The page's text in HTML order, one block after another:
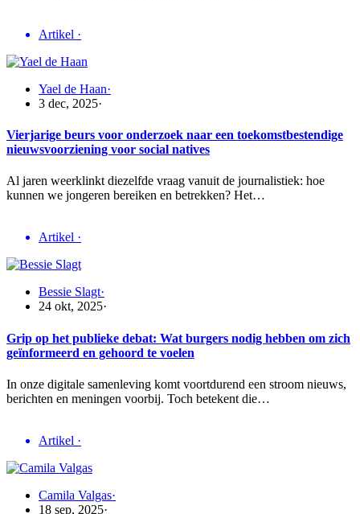
Artikel ·
Yael de Haan·
3 dec, 2025·
Vierjarige beurs voor onderzoek naar een toekomstbestendige
nieuwsvoorziening voor social natives
Al jaren weerklinkt diezelfde vraag vanuit de journalistiek: hoe
kunnen we jongeren bereiken en betrekken? Het…
Artikel ·
Bessie Slagt·
24 okt, 2025·
Grip op het publieke debat: Wat burgers nodig hebben om zich
geïnformeerd en gehoord te voelen
In onze digitale samenleving komt voortdurend een stroom nieuws,
berichten en meningen voorbij. Toch betekent die…
Artikel ·
Camila Valgas·
18 sep, 2025·